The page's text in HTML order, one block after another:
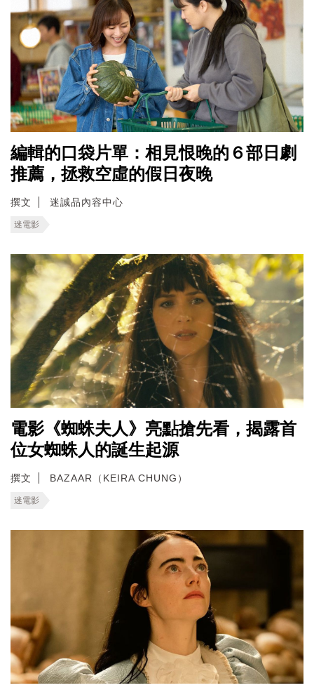
編輯的口袋片單：相見恨晚的６部日劇
推薦，拯救空虛的假日夜晚
撰文 迷誠品內容中心
迷電影
電影《蜘蛛夫人》亮點搶先看，揭露首
位女蜘蛛人的誕生起源
撰文 BAZAAR（KEIRA CHUNG）
迷電影